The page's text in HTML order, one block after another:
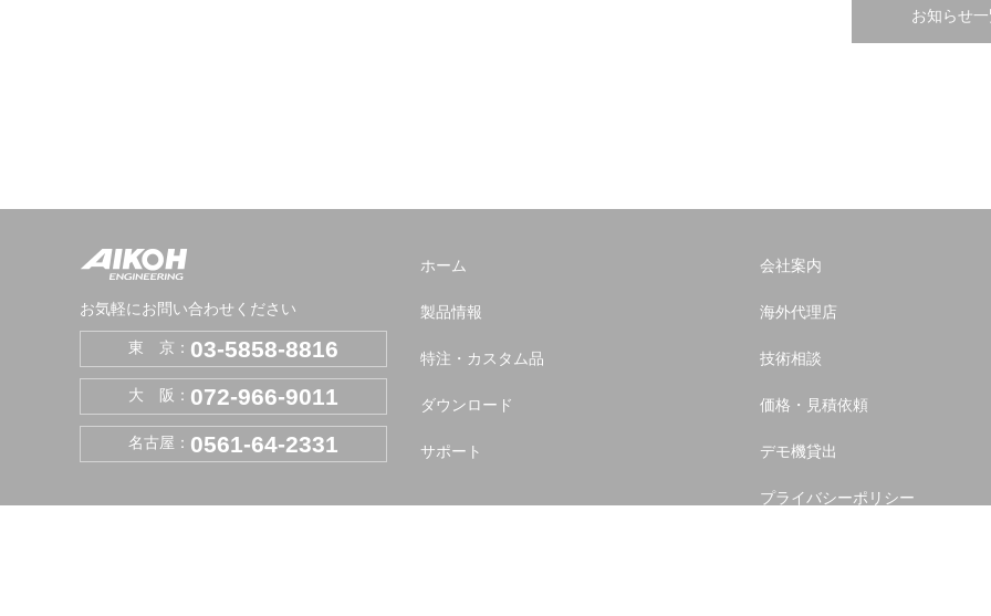
お知らせ
お気軽にお問い合わせください
東 京： 03-5858-8816
大 阪： 072-966-9011
名古屋： 0561-64-2331
ホーム
製品情報
特注・カスタム品
ダウンロード
サポート
会社案内
海外代理店
技術相談
価格・見積依頼
デモ機貸出
プライバシーポリシー